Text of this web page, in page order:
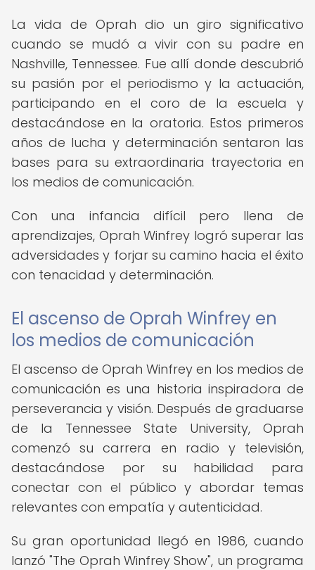
La vida de Oprah dio un giro significativo
cuando se mudó a vivir con su padre en
Nashville, Tennessee. Fue allí donde descubrió
su pasión por el periodismo y la actuación,
participando en el coro de la escuela y
destacándose en la oratoria. Estos primeros
años de lucha y determinación sentaron las
bases para su extraordinaria trayectoria en
los medios de comunicación.
Con una infancia difícil pero llena de
aprendizajes, Oprah Winfrey logró superar las
adversidades y forjar su camino hacia el éxito
con tenacidad y determinación.
El ascenso de Oprah Winfrey en
los medios de comunicación
El ascenso de Oprah Winfrey en los medios de
comunicación es una historia inspiradora de
perseverancia y visión. Después de graduarse
de la Tennessee State University, Oprah
comenzó su carrera en radio y televisión,
destacándose por su habilidad para
conectar con el público y abordar temas
relevantes con empatía y autenticidad.
Su gran oportunidad llegó en 1986, cuando
lanzó "The Oprah Winfrey Show", un programa